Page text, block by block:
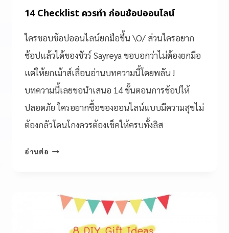
14 Checklist ควรทำ ก่อนช้อปออนไลน์
ใครชอบช้อปออนไลน์ยกมือขึ้น \O/ ส่วนใครอยาก
ช้อปแล้วได้ของชัวร์ Sayreya ขอบอกว่าไม่ต้องยกมือ
แต่ให้ยกเม้าส์เลื่อนอ่านบทความนี้โดยพลัน !
บทความนี้เลยขอนำเสนอ 14 ขั้นตอนการช้อปให้
ปลอดภัย ใครอยากซื้อของออนไลน์แบบมีความสุขไม่
ต้องกลัวโดนโกงควรต้องเช็คให้ครบทั้งลิส
อ่านต่อ